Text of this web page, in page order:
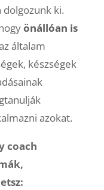
ki.
önállóan is
általam
készségek
azokat.
coach